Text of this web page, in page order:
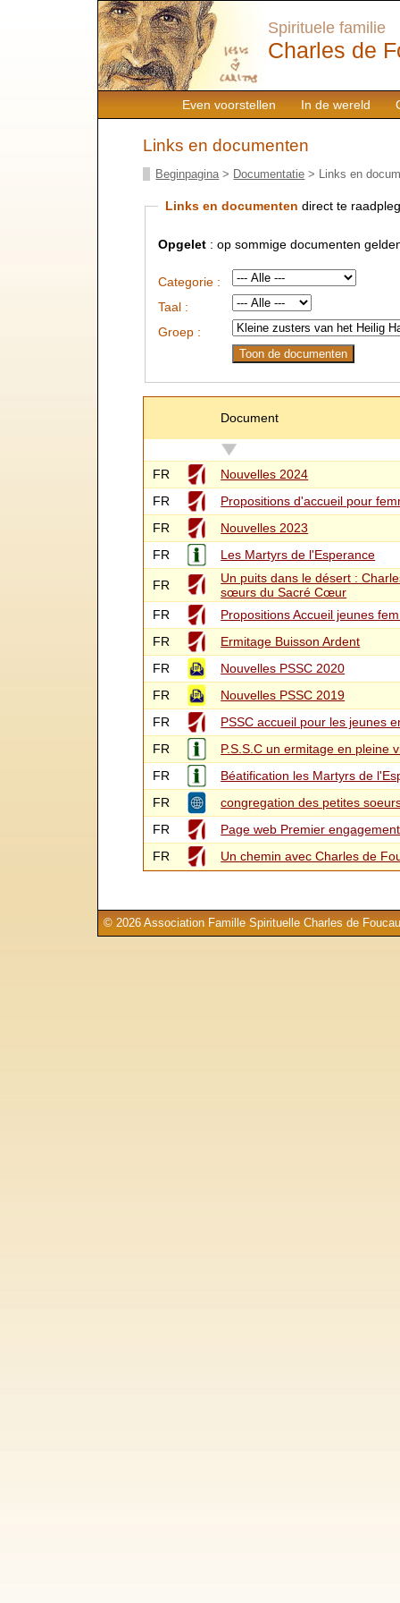
Even voorstellen In de wereld
Spirituele familie
Charles de
Links en documenten
Beginpagina > Documentatie > Links en
Links en documenten direct te
Opgelet : op sommige documenten
Categorie :
Taal :
Groep :
Document
FR
Nouvelles 2024
FR
Propositions d'accueil pour
FR
Nouvelles 2023
FR
Les Martyrs de l'Esperance
FR
Un puits dans le désert :
sœurs du Sacré Cœur
FR
Propositions Accueil jeunes
FR
Ermitage Buisson Ardent
FR
Nouvelles PSSC 2020
FR
Nouvelles PSSC 2019
FR
PSSC accueil pour les jeunes
FR
P.S.S.C un ermitage en pleine
FR
Béatification les Martyrs de
FR
congregation des petites
FR
Page web Premier
FR
Un chemin avec Charles de
© 2026 Association Famille Spirituelle Charles de